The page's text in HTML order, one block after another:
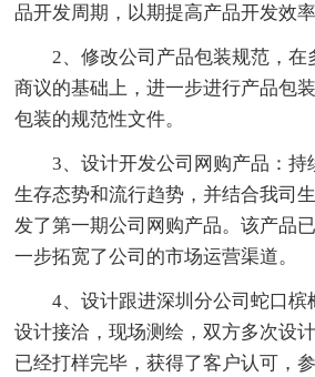
品开发周期，以期提高产品开发效率
2、修改公司产品包装规范，在
商议的基础上，进一步进行产品包
包装的规范性文件。
3、设计开发公司网购产品：持
生存态势和流行趋势，并结合我司
发了第一期公司网购产品。该产品
一步拓宽了公司的市场运营渠道。
4、设计跟进深圳分公司蛇口槟
设计接洽，现场测绘，双方多次设
已经打样完毕，获得了客户认可，参